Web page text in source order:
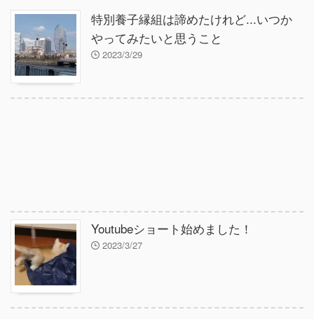
特別養子縁組は諦めたけれど...いつか
やってみたいと思うこと
2023/3/29
Youtubeショート始めました！
2023/3/27